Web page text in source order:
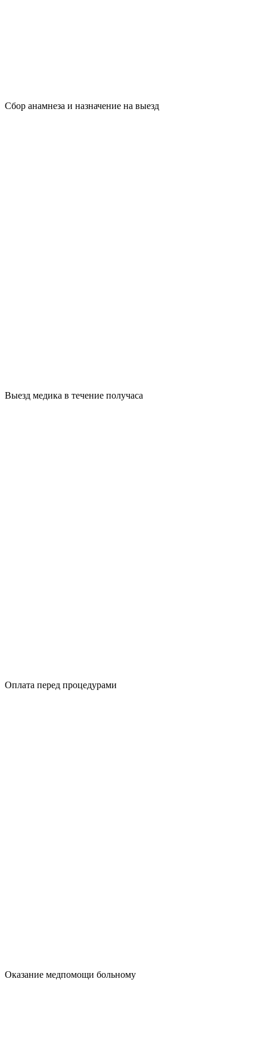
Сбор анамнеза и назначение на выезд
Выезд медика в течение получаса
Оплата перед процедурами
Оказание медпомощи больному